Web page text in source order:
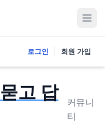
로그인 회원 가입
고 답
커뮤니
티